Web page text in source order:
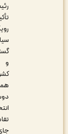
رئیس
تأکید
رویکرد
سیاست
گسترش
و
کشورهای
همسایه
دوستی و
انتخاب
تفاهم و
جای